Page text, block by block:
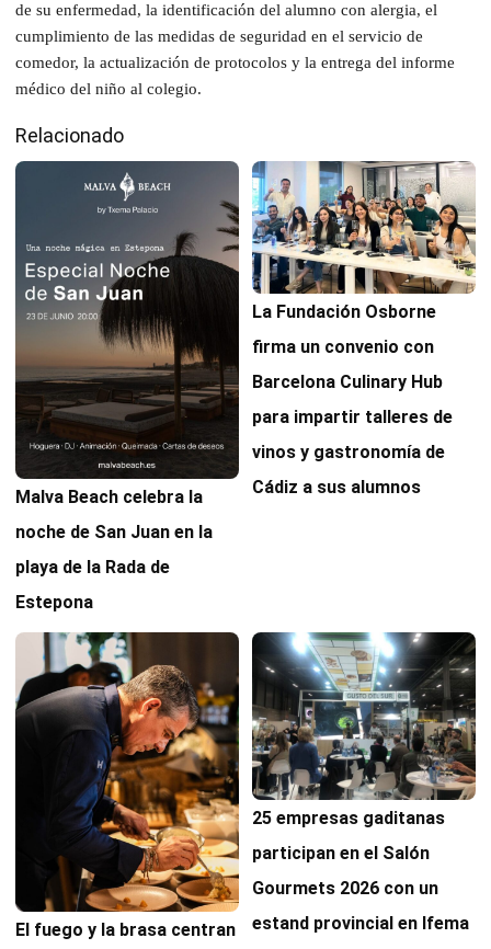
de su enfermedad, la identificación del alumno con alergia, el
cumplimiento de las medidas de seguridad en el servicio de
comedor, la actualización de protocolos y la entrega del informe
médico del niño al colegio.
Relacionado
Malva Beach celebra la
noche de San Juan en la
playa de la Rada de
Estepona
La Fundación Osborne
firma un convenio con
Barcelona Culinary Hub
para impartir talleres de
vinos y gastronomía de
Cádiz a sus alumnos
El fuego y la brasa centran
25 empresas gaditanas
participan en el Salón
Gourmets 2026 con un
estand provincial en Ifema